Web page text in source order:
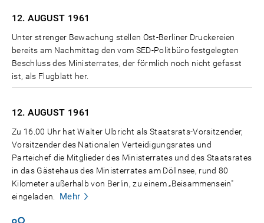
12. AUGUST 1961
Unter strenger Bewachung stellen Ost-Berliner Druckereien
bereits am Nachmittag den vom SED-Politbüro festgelegten
Beschluss des Ministerrates, der förmlich noch nicht gefasst
ist, als Flugblatt her.
12. AUGUST 1961
Zu 16.00 Uhr hat Walter Ulbricht als Staatsrats-Vorsitzender,
Vorsitzender des Nationalen Verteidigungsrates und
Parteichef die Mitglieder des Ministerrates und des Staatsrates
in das Gästehaus des Ministerrates am Döllnsee, rund 80
Kilometer außerhalb von Berlin, zu einem „Beisammensein"
eingeladen.
Mehr